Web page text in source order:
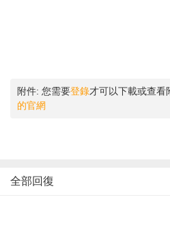
附件: 您需要登錄才可以下載或查看
的官網
全部回復